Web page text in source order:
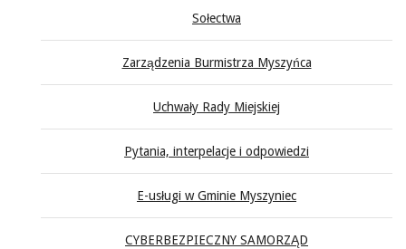
Sołectwa
Zarządzenia Burmistrza Myszyńca
Uchwały Rady Miejskiej
Pytania, interpelacje i odpowiedzi
E-usługi w Gminie Myszyniec
CYBERBEZPIECZNY SAMORZĄD